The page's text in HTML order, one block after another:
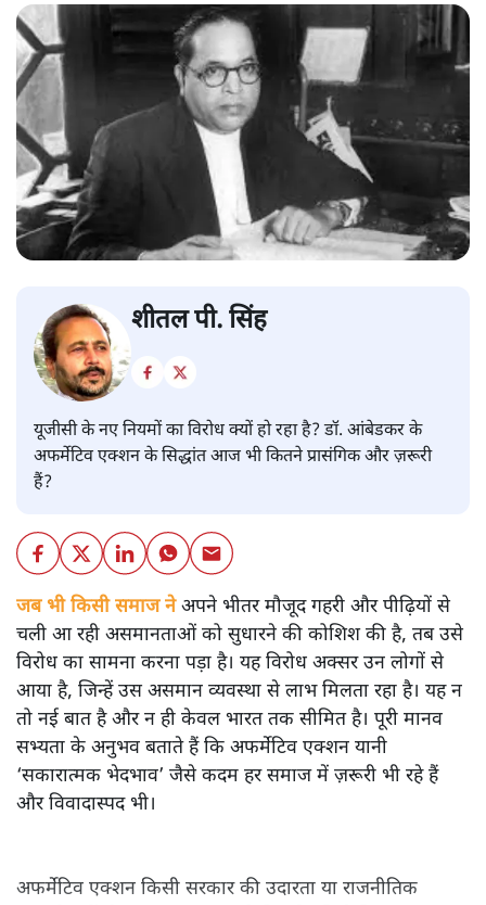
शीतल पी. सिंह
यूजीसी के नए नियमों का विरोध क्यों हो रहा है? डॉ. आंबेडकर के
अफर्मेटिव एक्शन के सिद्धांत आज भी कितने प्रासंगिक और ज़रूरी
हैं?
जब भी किसी समाज नेअपने भीतर मौजूद गहरी और पीढ़ियों से
चली आ रही असमानताओं को सुधारने की कोशिश की है, तब उसे
विरोध का सामना करना पड़ा है। यह विरोध अक्सर उन लोगों से
आया है, जिन्हें उस असमान व्यवस्था से लाभ मिलता रहा है। यह न
तो नई बात है और न ही केवल भारत तक सीमित है। पूरी मानव
सभ्यता के अनुभव बताते हैं कि अफर्मेटिव एक्शन यानी
‘सकारात्मक भेदभाव’ जैसे कदम हर समाज में ज़रूरी भी रहे हैं
और विवादास्पद भी।
अफर्मेटिव एक्शन किसी सरकार की उदारता या राजनीतिक